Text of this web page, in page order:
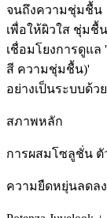
จนถึงความชุ่มชื้น
เพื่อให้ผิวใส ชุ่มชื้
เชื่อมโยงการดูแล
สี ความชุ่มชื้น)'
อย่างเป็นระบบด้ว
สภาพหลัก
การผสมโซลูชั่น ตั
ความยืดหยุ่นลดล